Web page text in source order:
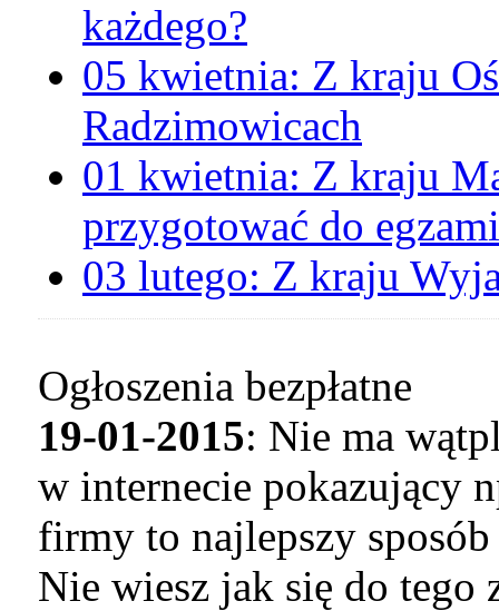
każdego?
05 kwietnia: Z kraju
Radzimowicach
01 kwietnia: Z kraju
przygotować do
03 lutego: Z kraju
Ogłoszenia bezpłatne
19-01-2015: Nie ma
w internecie pokazujący
firmy to najlepszy
Nie wiesz jak się do tego